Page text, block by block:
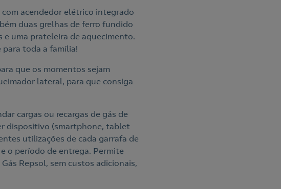
com acendedor elétrico integrado
duas grelhas de ferro fundido
uma prateleira de aquecimento.
para toda a família!
que os momentos sejam
lateral, para que consiga
cargas ou recargas de gás de
dispositivo (smartphone, tablet
utilizações de cada garrafa de
o período de entrega. Permite
Repsol, sem custos adicionais,